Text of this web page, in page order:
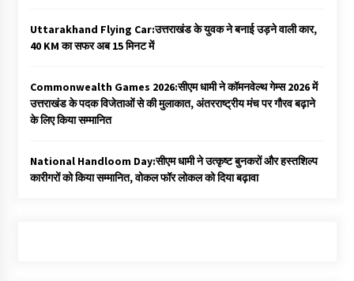
Uttarakhand Flying Car:उत्तराखंड के युवक ने बनाई उड़ने वाली कार,
40 KM का सफर अब 15 मिनट में
Commonwealth Games 2026:सीएम धामी ने कॉमनवेल्थ गेम्स 2026 में
उत्तराखंड के पदक विजेताओं से की मुलाकात, अंतरराष्ट्रीय मंच पर गौरव बढ़ाने
के लिए किया सम्मानित
National Handloom Day:सीएम धामी ने उत्कृष्ट बुनकरों और हस्तशिल्प
कारीगरों को किया सम्मानित, वोकल फॉर लोकल को दिया बढ़ावा